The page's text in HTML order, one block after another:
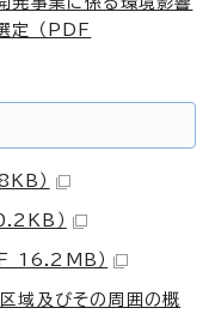
定 （PDF
）
）
16.2MB）
域及びその周囲の概